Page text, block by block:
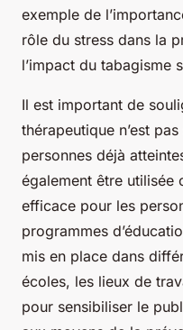
exemple de
rôle du stress dans la
l’impact du tabagisme
Il est important de
thérapeutique n’est
personnes déjà
également être utilisée
efficace pour les
programmes
mis en place dans
écoles, les lieux de
pour sensibiliser le